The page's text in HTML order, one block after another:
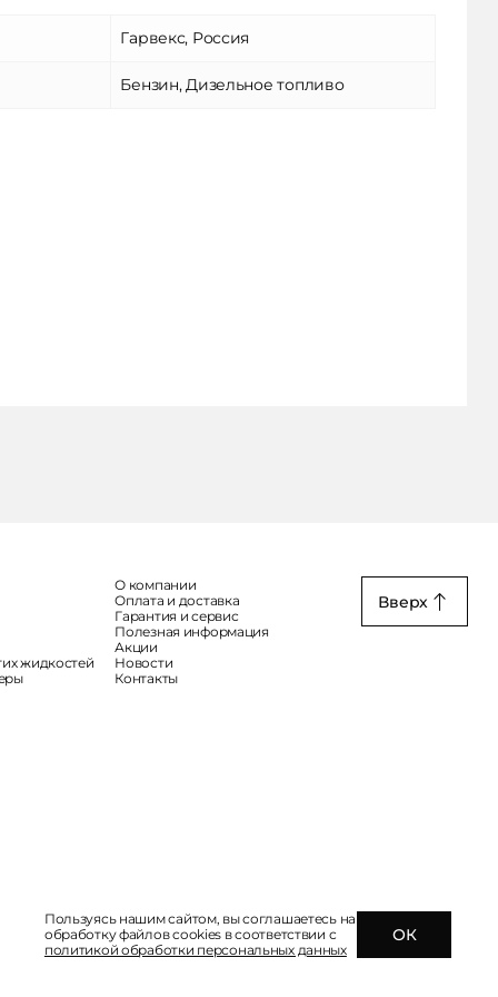
Гарвекс, Россия
Бензин, Дизельное топливо
жидкостей
О компании
Оплата и доставка
Гарантия и сервис
Полезная информация
Акции
Новости
Контакты
Вверх
Пользуясь нашим сайтом, вы соглашаетесь на
обработку файлов cookies в соответствии с
политикой обработки персональных данных
ОК